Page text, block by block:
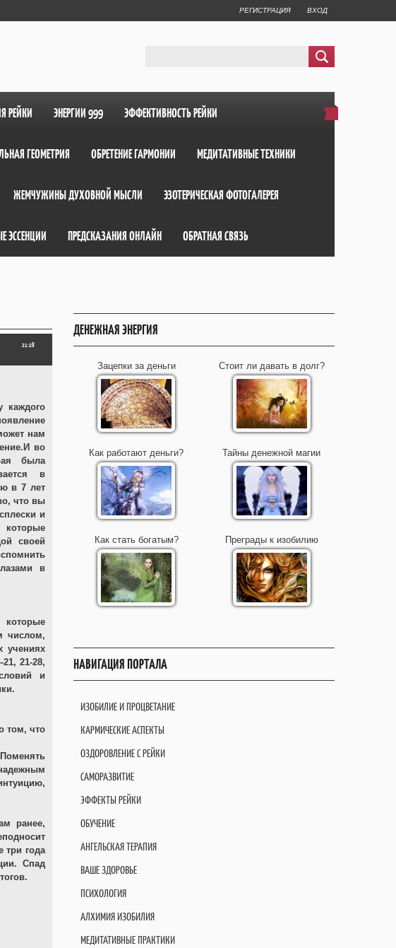
РЕГИСТРАЦИЯ ВХОД
РЕЙКИ ЭНЕРГИИ 999 ЭФФЕКТИВНОСТЬ РЕЙКИ
ГЕОМЕТРИЯ ОБРЕТЕНИЕ ГАРМОНИИ МЕДИТАТИВНЫЕ ТЕХНИКИ
ЖЕМЧУЖИНЫ ДУХОВНОЙ МЫСЛИ ЭЗОТЕРИЧЕСКАЯ ФОТОГАЛЕРЕЯ
ЭССЕНЦИИ ПРЕДСКАЗАНИЯ ОНЛАЙН ОБРАТНАЯ СВЯЗЬ
21:28
каждого
нам
во
была
в
в 7 лет
что вы
и
которые
своей
в
которые
числом,
учениях
21-28,
и
том, что
ранее,
три года
Спад
ДЕНЕЖНАЯ ЭНЕРГИЯ
Зацепки за деньги Стоит ли давать в долг?
Как работают деньги? Тайны денежной магии
Как стать богатым? Преграды к изобилию
НАВИГАЦИЯ ПОРТАЛА
ИЗОБИЛИЕ И ПРОЦВЕТАНИЕ
КАРМИЧЕСКИЕ АСПЕКТЫ
ОЗДОРОВЛЕНИЕ С РЕЙКИ
САМОРАЗВИТИЕ
ЭФФЕКТЫ РЕЙКИ
ОБУЧЕНИЕ
АНГЕЛЬСКАЯ ТЕРАПИЯ
ВАШЕ ЗДОРОВЬЕ
ПСИХОЛОГИЯ
АЛХИМИЯ ИЗОБИЛИЯ
МЕДИТАТИВНЫЕ ПРАКТИКИ